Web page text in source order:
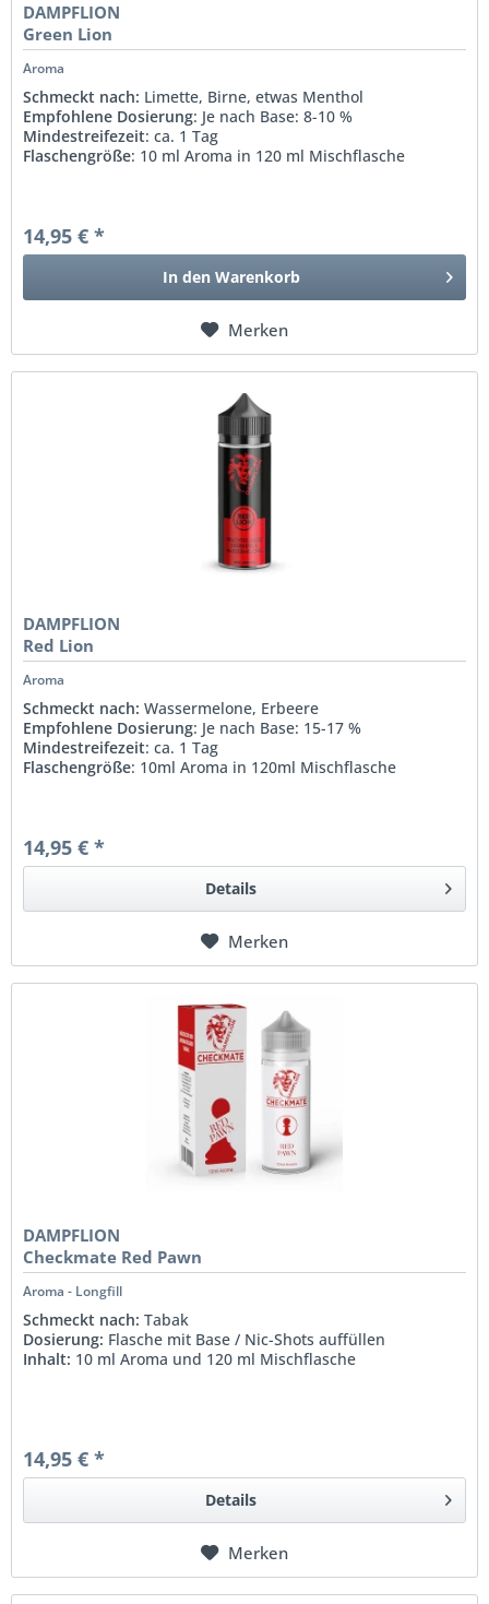
DAMPFLION
Green Lion
Aroma
Schmeckt nach: Limette, Birne, etwas Menthol
Empfohlene Dosierung: Je nach Base: 8-10 %
Mindestreifezeit: ca. 1 Tag
Flaschengröße: 10 ml Aroma in 120 ml Mischflasche
14,95 € *
In den Warenkorb
Merken
DAMPFLION
Red Lion
Aroma
Schmeckt nach: Wassermelone, Erbeere
Empfohlene Dosierung: Je nach Base: 15-17 %
Mindestreifezeit: ca. 1 Tag
Flaschengröße: 10ml Aroma in 120ml Mischflasche
14,95 € *
Details
Merken
DAMPFLION
Checkmate Red Pawn
Aroma - Longfill
Schmeckt nach: Tabak
Dosierung: Flasche mit Base / Nic-Shots auffüllen
Inhalt: 10 ml Aroma und 120 ml Mischflasche
14,95 € *
Details
Merken